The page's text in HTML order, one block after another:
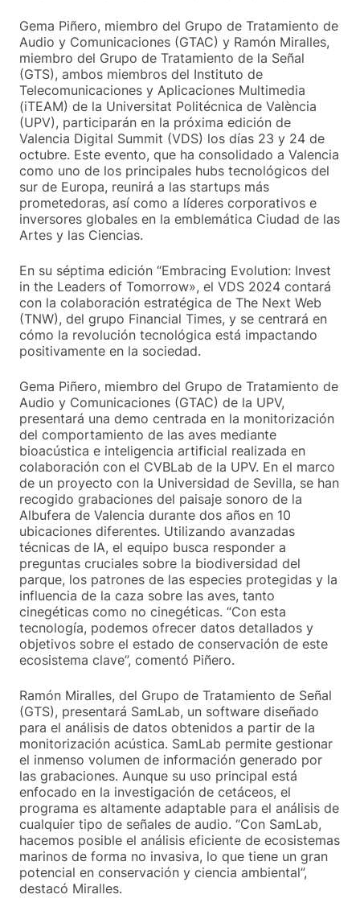
Gema Piñero, miembro del Grupo de Tratamiento de
Audio y Comunicaciones (GTAC) y Ramón Miralles,
miembro del Grupo de Tratamiento de la Señal
(GTS), ambos miembros del Instituto de
Telecomunicaciones y Aplicaciones Multimedia
(iTEAM) de la Universitat Politécnica de València
(UPV), participarán en la próxima edición de
Valencia Digital Summit (VDS) los días 23 y 24 de
octubre. Este evento, que ha consolidado a Valencia
como uno de los principales hubs tecnológicos del
sur de Europa, reunirá a las startups más
prometedoras, así como a líderes corporativos e
inversores globales en la emblemática Ciudad de las
Artes y las Ciencias.
En su séptima edición “Embracing Evolution: Invest
in the Leaders of Tomorrow», el VDS 2024 contará
con la colaboración estratégica de The Next Web
(TNW), del grupo Financial Times, y se centrará en
cómo la revolución tecnológica está impactando
positivamente en la sociedad.
Gema Piñero, miembro del Grupo de Tratamiento de
Audio y Comunicaciones (GTAC) de la UPV,
presentará una demo centrada en la monitorización
del comportamiento de las aves mediante
bioacústica e inteligencia artificial realizada en
colaboración con el CVBLab de la UPV. En el marco
de un proyecto con la Universidad de Sevilla, se han
recogido grabaciones del paisaje sonoro de la
Albufera de Valencia durante dos años en 10
ubicaciones diferentes. Utilizando avanzadas
técnicas de IA, el equipo busca responder a
preguntas cruciales sobre la biodiversidad del
parque, los patrones de las especies protegidas y la
influencia de la caza sobre las aves, tanto
cinegéticas como no cinegéticas. “Con esta
tecnología, podemos ofrecer datos detallados y
objetivos sobre el estado de conservación de este
ecosistema clave”, comentó Piñero.
Ramón Miralles, del Grupo de Tratamiento de Señal
(GTS), presentará SamLab, un software diseñado
para el análisis de datos obtenidos a partir de la
monitorización acústica. SamLab permite gestionar
el inmenso volumen de información generado por
las grabaciones. Aunque su uso principal está
enfocado en la investigación de cetáceos, el
programa es altamente adaptable para el análisis de
cualquier tipo de señales de audio. “Con SamLab,
hacemos posible el análisis eficiente de ecosistemas
marinos de forma no invasiva, lo que tiene un gran
potencial en conservación y ciencia ambiental”,
destacó Miralles.